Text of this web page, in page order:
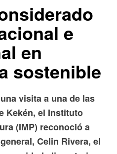
e
en
sostenible
visita a una de las
Kekén, el Instituto
(IMP) reconoció a
Celin Rivera, el